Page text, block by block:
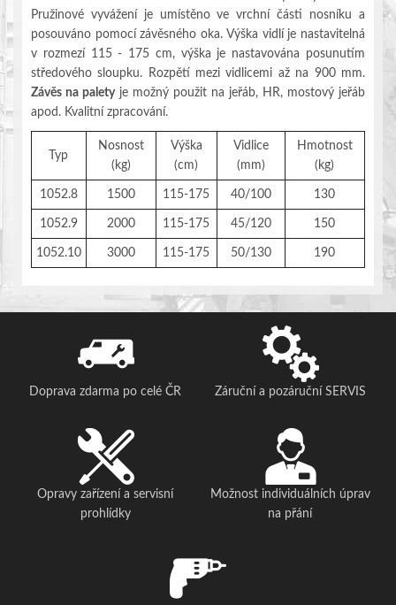
Pružinové vyvážení je umístěno ve vrchní části nosníku a
posouváno pomocí závěsného oka. Výška vidlí je nastavitelná
v rozmezí 115 - 175 cm, výška je nastavována posunutím
středového sloupku. Rozpětí mezi vidlicemi až na 900 mm.
Závěs na paletyje možný použit na jeřáb, HR, mostový jeřáb
apod. Kvalitní zpracování.
Typ
Nosnost
(kg)
Výška
(cm)
Vidlice
(mm)
Hmotnost
(kg)
1052.8 1500 115-175 40/100 130
1052.9 2000 115-175 45/120 150
1052.10 3000 115-175 50/130 190
Doprava zdarma po celé ČR Záruční a pozáruční SERVIS
Opravy zařízení a servisní
prohlídky
Možnost individuálních úprav
na přání